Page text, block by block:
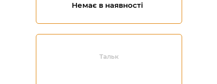
Немає в наявності
Тальк